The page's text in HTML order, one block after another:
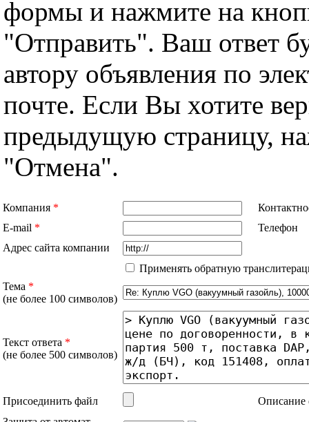
формы и нажмите на
"Отправить". Ваш ответ
автору объявления по
почте. Если Вы хотите
предыдущую страницу,
"Отмена".
Компания *
E-mail *
Телефон
Адрес сайта компании
Применять обратную
Тема *
(не более 100 символов)
Текст ответа *
(не более 500 символов)
Присоединить файл
Описание